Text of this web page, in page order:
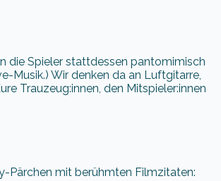
die Spieler stattdessen pantomimisch
Musik.) Wir denken da an Luftgitarre,
Trauzeug:innen, den Mitspieler:innen
Pärchen mit berühmten Filmzitaten: